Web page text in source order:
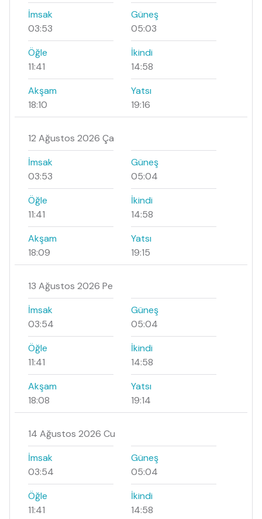
İmsak
03:53
Güneş
05:03
Öğle
11:41
İkindi
14:58
Akşam
18:10
Yatsı
19:16
12 Ağustos 2026 Ça
İmsak
03:53
Güneş
05:04
Öğle
11:41
İkindi
14:58
Akşam
18:09
Yatsı
19:15
13 Ağustos 2026 Pe
İmsak
03:54
Güneş
05:04
Öğle
11:41
İkindi
14:58
Akşam
18:08
Yatsı
19:14
14 Ağustos 2026 Cu
İmsak
03:54
Güneş
05:04
Öğle
11:41
İkindi
14:58